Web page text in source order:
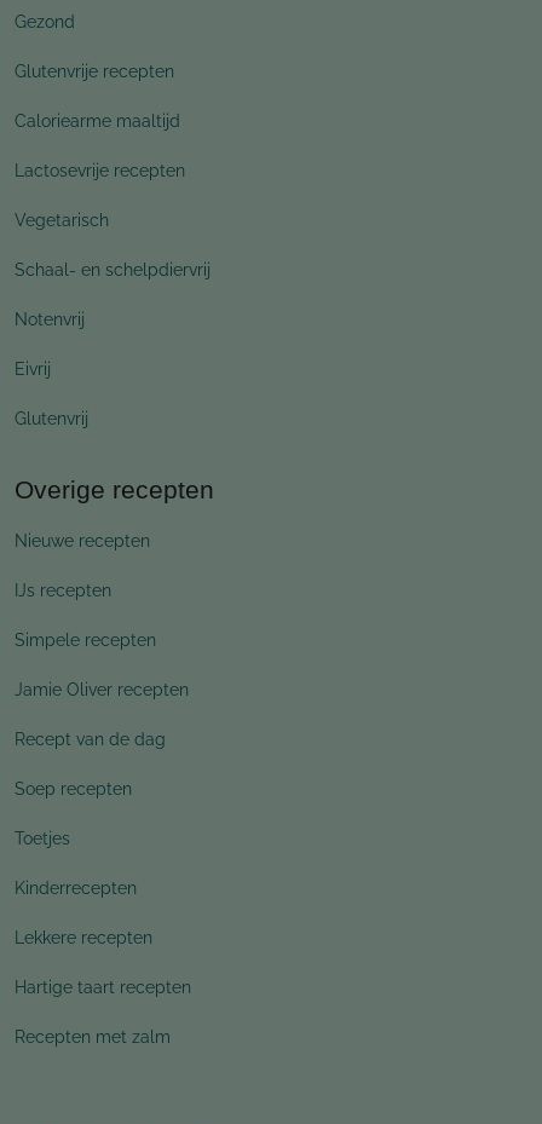
Gezond
Glutenvrije recepten
Caloriearme maaltijd
Lactosevrije recepten
Vegetarisch
Schaal- en schelpdiervrij
Notenvrij
Eivrij
Glutenvrij
Overige recepten
Nieuwe recepten
IJs recepten
Simpele recepten
Jamie Oliver recepten
Recept van de dag
Soep recepten
Toetjes
Kinderrecepten
Lekkere recepten
Hartige taart recepten
Recepten met zalm